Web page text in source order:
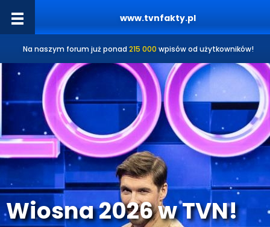
www.tvnfakty.pl
Na naszym forum już ponad 215 000 wpisów od użytkowników!
Wiosna 2026 w TVN!